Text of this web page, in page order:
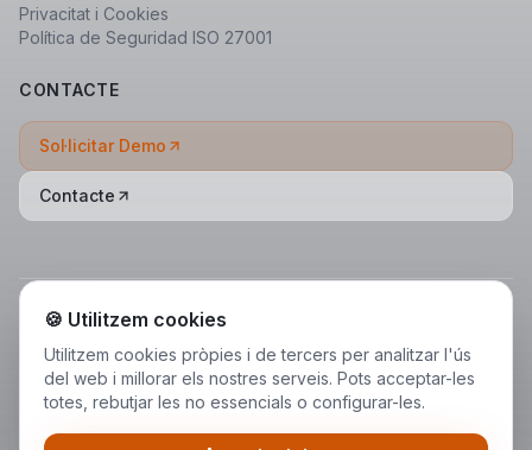
🍪 Utilitzem cookies
Utilitzem cookies pròpies i de tercers per analitzar l'ús
del web i millorar els nostres serveis. Pots acceptar-les
totes, rebutjar les no essencials o configurar-les.
Privacitat i Cookies
Política de Seguridad ISO 27001
CONTACTE
Sol·licitar Demo
Contacte